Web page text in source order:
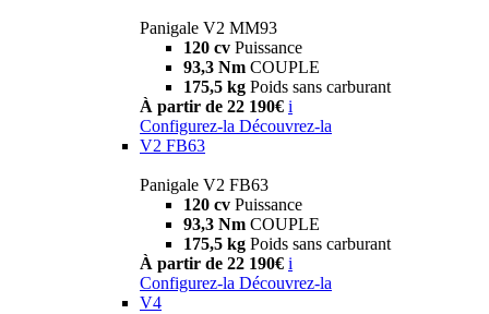
Panigale V2 MM93
120 cv Puissance
93,3 Nm COUPLE
175,5 kg Poids sans carburant
À partir de 22 190€ i
Configurez-la Découvrez-la
V2 FB63
Panigale V2 FB63
120 cv Puissance
93,3 Nm COUPLE
175,5 kg Poids sans carburant
À partir de 22 190€ i
Configurez-la Découvrez-la
V4